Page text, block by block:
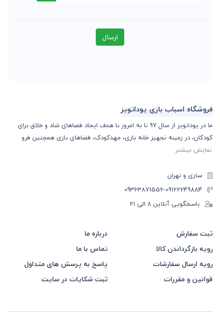
ارسال
فروشگاه اسباب بازی یوداتویز
ما در یوداتویز از سال 97 تا به امروز با هدف ایجاد فضاهای شاد و خلاق برای
کودکان، در زمینه تجهیز خانه بازی، مهدکودک، فضاهای بازی همچنین فرو
نمایش بیشتر
ساری و تهران
09122249884
-09363871556
پاسخگویی آنلاین 8 الی 21
ثبت سفارش
درباره ما
رویه بازگرداندن کالا
تماس با ما
رویه ارسال سفارشات
پاسخ به پرسش های متداول
قوانین و مقررات
ثبت شکایات در سایت